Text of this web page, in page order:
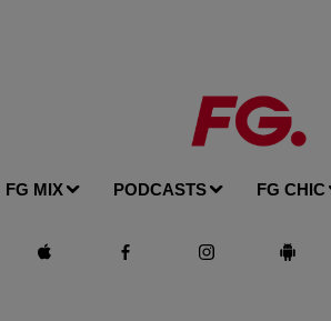
FG MIX PODCASTS FG CHIC